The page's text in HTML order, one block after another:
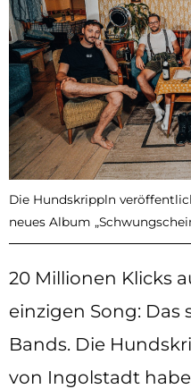
Die Hundskrippln
neues Album
20 Millionen Klicks
einzigen Song: Das
Bands. Die
von Ingolstadt